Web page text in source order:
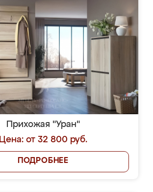
Прихожая "Уран"
Цена: от 32 800 руб.
ПОДРОБНЕЕ